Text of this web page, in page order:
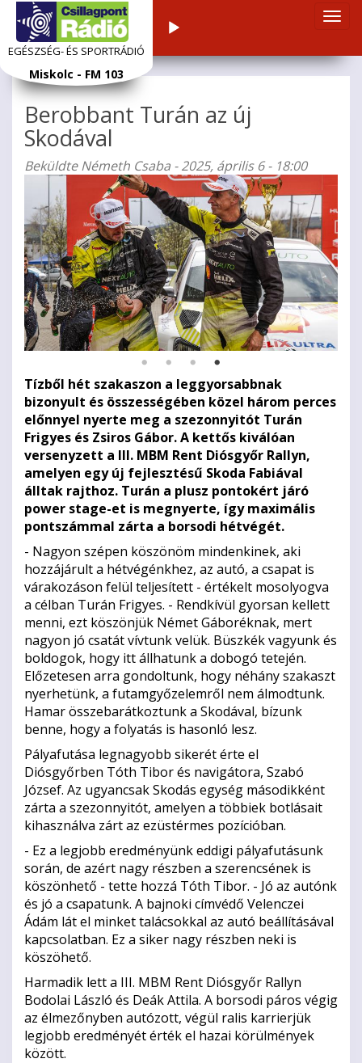
Ugrás
a
tartalomra
EGÉSZSÉG- ÉS SPORTRÁDIÓ
Miskolc - FM 103
Audiolejátszó
Berobbant Turán az új
Skodával
BeküldteNémeth Csaba - 2025, április 6 - 18:00
Tízből hét szakaszon a leggyorsabbnak
bizonyult és összességében közel három perces
előnnyel nyerte meg a szezonnyitót Turán
Frigyes és Zsiros Gábor. A kettős kiválóan
versenyzett a III. MBM Rent Diósgyőr Rallyn,
amelyen egy új fejlesztésű Skoda Fabiával
álltak rajthoz. Turán a plusz pontokért járó
power stage-et is megnyerte, így maximális
pontszámmal zárta a borsodi hétvégét.
- Nagyon szépen köszönöm mindenkinek, aki
hozzájárult a hétvégénkhez, az autó, a csapat is
várakozáson felül teljesített - értékelt mosolyogva
a célban Turán Frigyes. - Rendkívül gyorsan kellett
menni, ezt köszönjük Német Gáboréknak, mert
nagyon jó csatát vívtunk velük. Büszkék vagyunk és
boldogok, hogy itt állhatunk a dobogó tetején.
Előzetesen arra gondoltunk, hogy néhány szakaszt
nyerhetünk, a futamgyőzelemről nem álmodtunk.
Hamar összebarátkoztunk a Skodával, bízunk
benne, hogy a folyatás is hasonló lesz.
Pályafutása legnagyobb sikerét érte el
Diósgyőrben Tóth Tibor és navigátora, Szabó
József. Az ugyancsak Skodás egység másodikként
zárta a szezonnyitót, amelyen a többiek botlásait
kihasználva zárt az ezüstérmes pozícióban.
- Ez a legjobb eredményünk eddigi pályafutásunk
során, de azért nagy részben a szerencsének is
köszönhető - tette hozzá Tóth Tibor. - Jó az autónk
és jó a csapatunk. A bajnoki címvédő Velenczei
Ádám lát el minket talácsokkal az autó beállításával
kapcsolatban. Ez a siker nagy részben neki is
köszöhető.
Harmadik lett a III. MBM Rent Diósgyőr Rallyn
Bodolai László és Deák Attila. A borsodi páros végig
az élmezőnyben autózott, végül ralis karrierjük
legjobb eredményét érték el hazai körülmények
között.